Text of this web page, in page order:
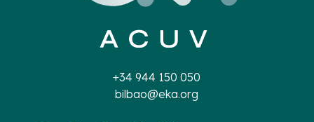
+34 944 150 050
bilbao@eka.org